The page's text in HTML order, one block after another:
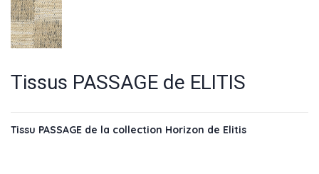
Tissus PASSAGE de ELITIS
Tissu PASSAGE de la collection Horizon de Elitis